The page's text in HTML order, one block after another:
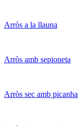
Arròs a la llauna
Arròs amb sepioneta
Arròs sec amb picanha